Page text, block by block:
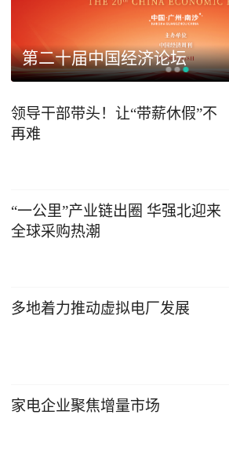
第二十届中国经济论坛
领导干部带头！让“带薪休假”不
再难
“一公里”产业链出圈 华强北迎来
全球采购热潮
多地着力推动虚拟电厂发展
家电企业聚焦增量市场